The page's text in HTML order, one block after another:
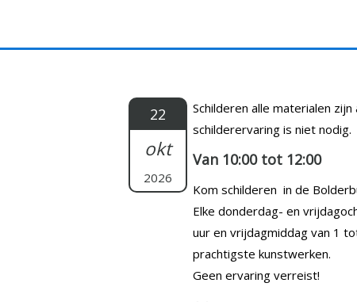
inhoud
22
okt
2026
Schilderen alle materialen zijn
schilderervaring is niet nodig.
Van 10:00 tot 12:00
Kom schilderen in de
Elke donderdag- en
uur en vrijdagmiddag van 1
prachtigste kunstwerken.
Geen ervaring verreist!